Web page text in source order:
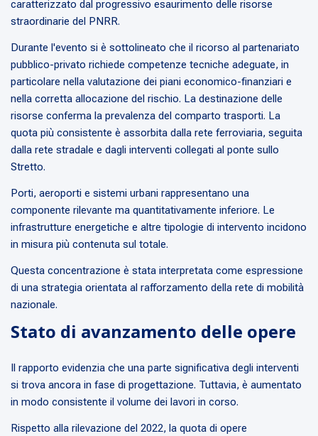
caratterizzato dal progressivo esaurimento delle risorse
straordinarie del PNRR.
Durante l'evento si è sottolineato che il ricorso al partenariato
pubblico-privato richiede competenze tecniche adeguate, in
particolare nella valutazione dei piani economico-finanziari e
nella corretta allocazione del rischio. La destinazione delle
risorse conferma la prevalenza del comparto trasporti. La
quota più consistente è assorbita dalla rete ferroviaria, seguita
dalla rete stradale e dagli interventi collegati al ponte sullo
Stretto.
Porti, aeroporti e sistemi urbani rappresentano una
componente rilevante ma quantitativamente inferiore. Le
infrastrutture energetiche e altre tipologie di intervento incidono
in misura più contenuta sul totale.
Questa concentrazione è stata interpretata come espressione
di una strategia orientata al rafforzamento della rete di mobilità
nazionale.
Stato di avanzamento delle opere
Il rapporto evidenzia che una parte significativa degli interventi
si trova ancora in fase di progettazione. Tuttavia, è aumentato
in modo consistente il volume dei lavori in corso.
Rispetto alla rilevazione del 2022, la quota di opere